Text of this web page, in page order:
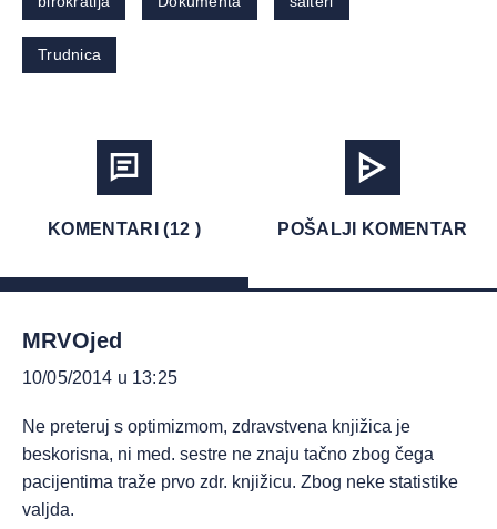
Trudnica
KOMENTARI (12 ) POŠALJI KOMENTAR
MRVOjed
10/05/2014 u 13:25
Ne preteruj s optimizmom, zdravstvena knjižica je
beskorisna, ni med. sestre ne znaju tačno zbog čega
pacijentima traže prvo zdr. knjižicu. Zbog neke statistike
valjda.